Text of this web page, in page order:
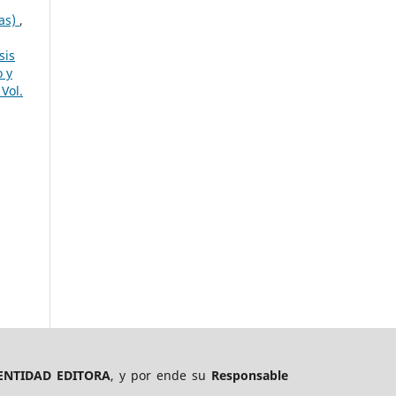
,
y
EDITORA, y por ende su Responsable